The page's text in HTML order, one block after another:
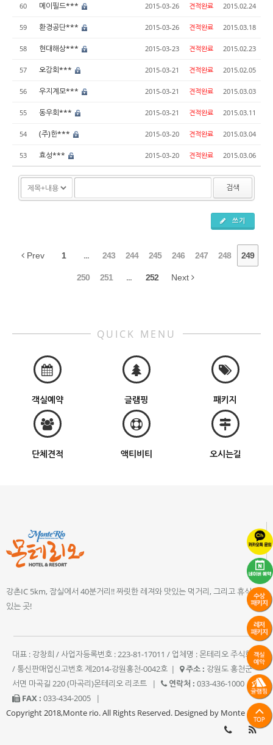
60 메이필드*** 2015-03-26 견적완료 2015.02.24
59 환경공단*** 2015-03-26 견적완료 2015.03.18
58 현대해상*** 2015-03-23 견적완료 2015.02.23
57 오강회*** 2015-03-21 견적완료 2015.02.05
56 우지계모*** 2015-03-21 견적완료 2015.03.03
55 동우회*** 2015-03-21 견적완료 2015.03.11
54 (주)한*** 2015-03-20 견적완료 2015.03.04
53 효성*** 2015-03-20 견적완료 2015.03.06
검색
쓰기
Prev 1 ... 243 244 245 246 247 248 249
250 251 ... 252 Next
QUICK MENU
객실예약 글램핑 패키지
단체견적 액티비티 오시는길
강촌IC 5km, 잠실에서 40분거리!! 짜릿한 레져와 맛있는 먹거리, 그리고 휴식이
있는 곳!
대표 : 강창희 / 사업자등록번호 : 223-81-17011 / 업체명 : 몬테리오 주식회사
/ 통신판매업신고번호 제2014-강원홍천-0042호 | 주소 : 강원도 홍천군
서면 마곡길 220 (마곡리)몬테리오 리조트
| 연락처 : 033-436-1000
|
FAX : 033-434-2005
|
Copyright 2018,Monte rio. All Rights Reserved. Designed by Monte rio.